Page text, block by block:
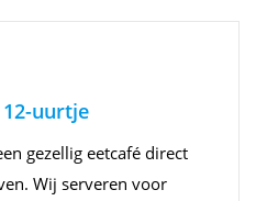
uurtje
gezellig eetcafé direct
Wij serveren voor